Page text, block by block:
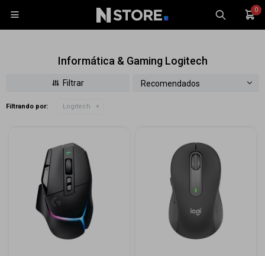
0

Informática & Gaming Logitech
Recomendados
Filtrando por: Logitech
Tecnología
TV y Audio